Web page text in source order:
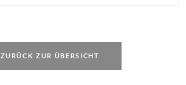
ZURÜCK ZUR ÜBERSICHT